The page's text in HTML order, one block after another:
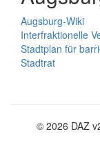
Augsburg-Wiki
Interfraktionelle
Stadtplan für
Stadtrat
© 2026 DAZ